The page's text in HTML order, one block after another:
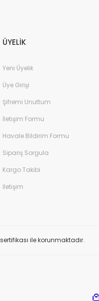
ÜYELİK
Yeni Üyelik
Üye Girişi
Şifremi Unuttum
İletişim Formu
Havale Bildirim Formu
Sipariş Sorgula
Kargo Takibi
İletişim
ile korunmaktadır.